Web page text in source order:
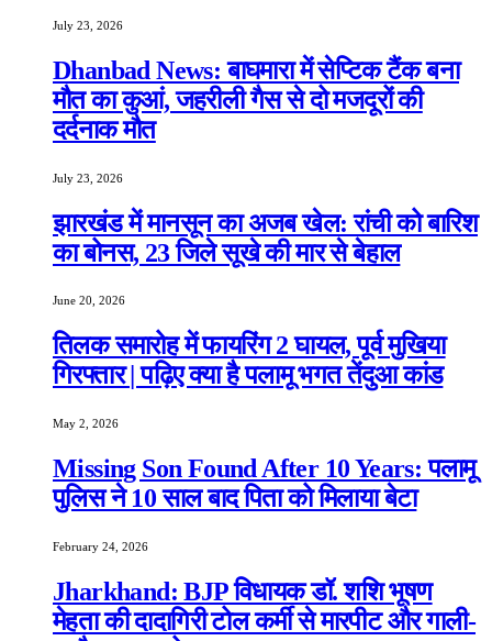
July 23, 2026
Dhanbad News: बाघमारा में सेप्टिक टैंक बना
मौत का कुआं, जहरीली गैस से दो मजदूरों की
दर्दनाक मौत
July 23, 2026
झारखंड में मानसून का अजब खेल: रांची को बारिश
का बोनस, 23 जिले सूखे की मार से बेहाल
June 20, 2026
तिलक समारोह में फायरिंग 2 घायल, पूर्व मुखिया
गिरफ्तार | पढ़िए क्या है पलामू भगत तेंदुआ कांड
May 2, 2026
Missing Son Found After 10 Years: पलामू
पुलिस ने 10 साल बाद पिता को मिलाया बेटा
February 24, 2026
Jharkhand: BJP विधायक डॉ. शशि भूषण
मेहता की दादागिरी टोल कर्मी से मारपीट और गाली-